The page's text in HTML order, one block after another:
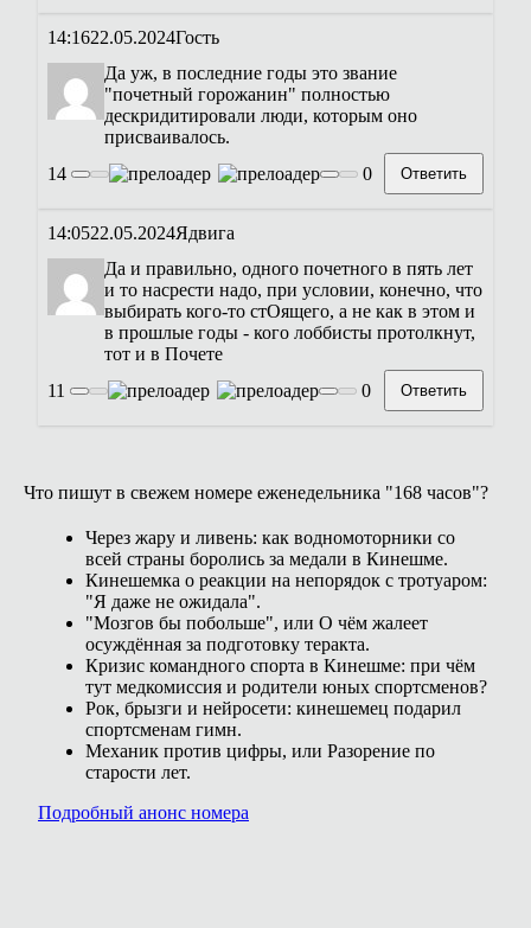
14:1622.05.2024Гость
Да уж, в последние годы это звание
"почетный горожанин" полностью
дескридитировали люди, которым оно
присваивалось.
14
0 Ответить
14:0522.05.2024Ядвига
Да и правильно, одного почетного в пять лет
и то насрести надо, при условии, конечно, что
выбирать кого-то стОящего, а не как в этом и
в прошлые годы - кого лоббисты протолкнут,
тот и в Почете
11
0 Ответить
Что пишут в свежем номере еженедельника "168 часов"?
Через жару и ливень: как водномоторники со
всей страны боролись за медали в Кинешме.
Кинешемка о реакции на непорядок с тротуаром:
"Я даже не ожидала".
"Мозгов бы побольше", или О чём жалеет
осуждённая за подготовку теракта.
Кризис командного спорта в Кинешме: при чём
тут медкомиссия и родители юных спортсменов?
Рок, брызги и нейросети: кинешемец подарил
спортсменам гимн.
Механик против цифры, или Разорение по
старости лет.
Подробный анонс номера